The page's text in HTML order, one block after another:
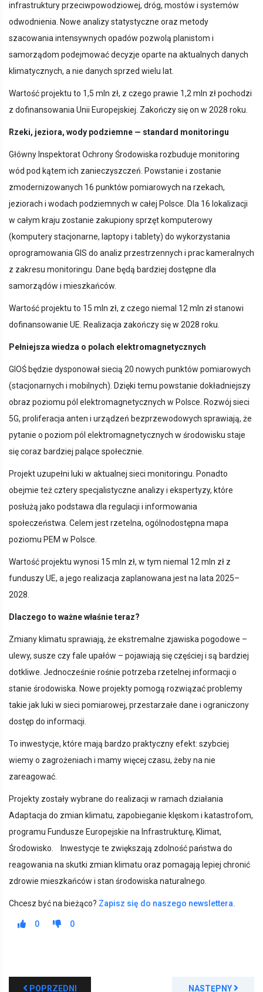
infrastruktury przeciwpowodziowej, dróg, mostów i systemów
odwodnienia. Nowe analizy statystyczne oraz metody
szacowania intensywnych opadów pozwolą planistom i
samorządom podejmować decyzje oparte na aktualnych danych
klimatycznych, a nie danych sprzed wielu lat.
Wartość projektu to 1,5 mln zł, z czego prawie 1,2 mln zł pochodzi
z dofinansowania Unii Europejskiej. Zakończy się on w 2028 roku.
Rzeki, jeziora, wody podziemne — standard monitoringu
Główny Inspektorat Ochrony Środowiska rozbuduje monitoring
wód pod kątem ich zanieczyszczeń. Powstanie i zostanie
zmodernizowanych 16 punktów pomiarowych na rzekach,
jeziorach i wodach podziemnych w całej Polsce. Dla 16 lokalizacji
w całym kraju zostanie zakupiony sprzęt komputerowy
(komputery stacjonarne, laptopy i tablety) do wykorzystania
oprogramowania GIS do analiz przestrzennych i prac kameralnych
z zakresu monitoringu. Dane będą bardziej dostępne dla
samorządów i mieszkańców.
Wartość projektu to 15 mln zł, z czego niemal 12 mln zł stanowi
dofinansowanie UE. Realizacja zakończy się w 2028 roku.
Pełniejsza wiedza o polach elektromagnetycznych
GIOŚ będzie dysponował siecią 20 nowych punktów pomiarowych
(stacjonarnych i mobilnych). Dzięki temu powstanie dokładniejszy
obraz poziomu pól elektromagnetycznych w Polsce. Rozwój sieci
5G, proliferacja anten i urządzeń bezprzewodowych sprawiają, że
pytanie o poziom pól elektromagnetycznych w środowisku staje
się coraz bardziej palące społecznie.
Projekt uzupełni luki w aktualnej sieci monitoringu. Ponadto
obejmie też cztery specjalistyczne analizy i ekspertyzy, które
posłużą jako podstawa dla regulacji i informowania
społeczeństwa. Celem jest rzetelna, ogólnodostępna mapa
poziomu PEM w Polsce.
Wartość projektu wynosi 15 mln zł, w tym niemal 12 mln zł z
funduszy UE, a jego realizacja zaplanowana jest na lata 2025–
2028.
Dlaczego to ważne właśnie teraz?
Zmiany klimatu sprawiają, że ekstremalne zjawiska pogodowe –
ulewy, susze czy fale upałów – pojawiają się częściej i są bardziej
dotkliwe. Jednocześnie rośnie potrzeba rzetelnej informacji o
stanie środowiska. Nowe projekty pomogą rozwiązać problemy
takie jak luki w sieci pomiarowej, przestarzałe dane i ograniczony
dostęp do informacji.
To inwestycje, które mają bardzo praktyczny efekt: szybciej
wiemy o zagrożeniach i mamy więcej czasu, żeby na nie
zareagować.
Projekty zostały wybrane do realizacji w ramach działania
Adaptacja do zmian klimatu, zapobieganie klęskom i katastrofom,
programu Fundusze Europejskie na Infrastrukturę, Klimat,
Środowisko. Inwestycje te zwiększają zdolność państwa do
reagowania na skutki zmian klimatu oraz pomagają lepiej chronić
zdrowie mieszkańców i stan środowiska naturalnego.
Chcesz być na bieżąco? Zapisz się do naszego newslettera.
0 0
POPRZEDNI NASTĘPNY